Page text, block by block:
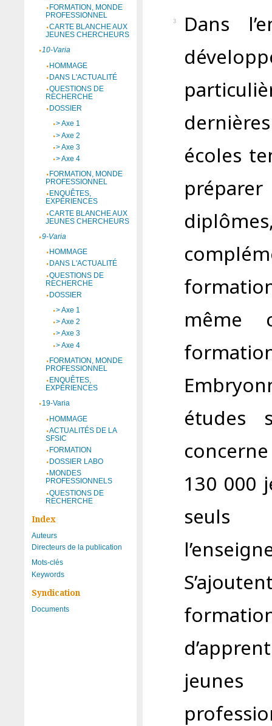
3
Dans
écoles
même
études
130 000
seuls
FORMATION, MONDE
PROFESSIONNEL
CARTE BLANCHE AUX
JEUNES CHERCHEURS
10-Varia
HOMMAGE
DANS L'ACTUALITÉ
QUESTIONS DE
RECHERCHE
DOSSIER
> Axe 1
> Axe 2
> Axe 3
> Axe 4
FORMATION, MONDE
PROFESSIONNEL
ENQUÊTES,
EXPÉRIENCES
CARTE BLANCHE AUX
JEUNES CHERCHEURS
9-Varia
HOMMAGE
DANS L'ACTUALITÉ
QUESTIONS DE
RECHERCHE
DOSSIER
> Axe 1
> Axe 2
> Axe 3
> Axe 4
FORMATION, MONDE
PROFESSIONNEL
ENQUÊTES,
EXPÉRIENCES
19-Varia
HOMMAGE
ACTUALITÉS DE LA
SFSIC
FORMATION
DOSSIER LABO
MONDES
PROFESSIONNELS
QUESTIONS DE
RECHERCHE
Index
Auteurs
Directeurs de la publication
Mots-clés
Keywords
Syndication
Documents